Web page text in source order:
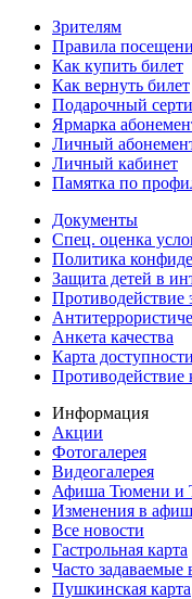
Зрителям
Правила
Как купить билет
Как вернуть билет
Подарочный
Ярмарка
Личный
Личный кабинет
Памятка по
Документы
Спец. оценка
Политика
Защита детей в
Противодействие
Анкета качества
Карта
Противодействие
Информация
Акции
Фотогалерея
Видеогалерея
Афиша Тюмени и
Изменения в
Все новости
Гастрольная карта
Часто задаваемые
Пушкинская карта